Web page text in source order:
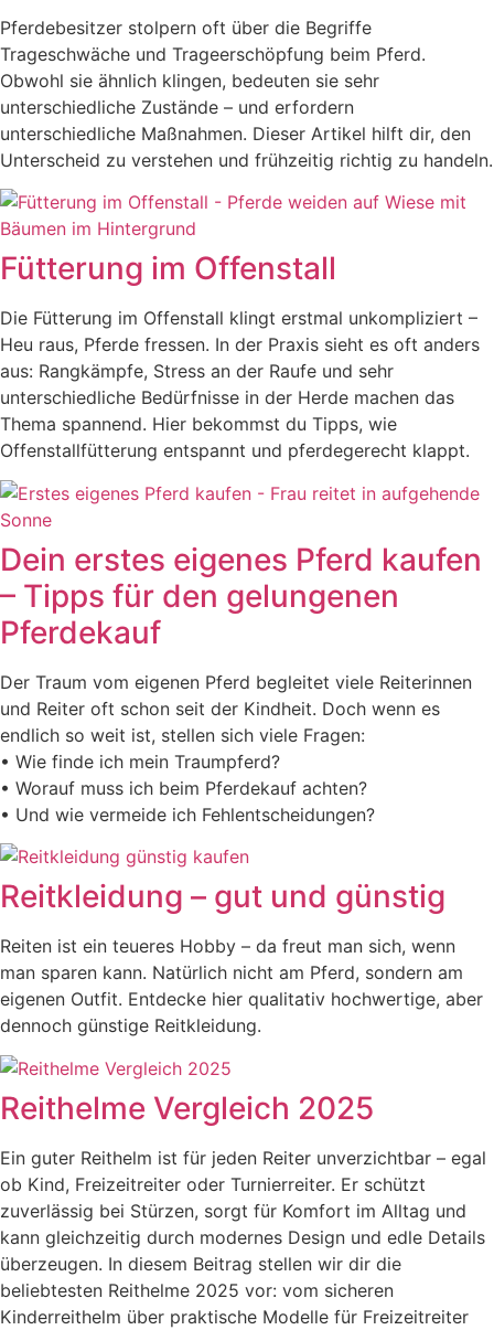
Pferdebesitzer stolpern oft über die Begriffe
Trageschwäche und Trageerschöpfung beim Pferd.
Obwohl sie ähnlich klingen, bedeuten sie sehr
unterschiedliche Zustände – und erfordern
unterschiedliche Maßnahmen. Dieser Artikel hilft dir, den
Unterscheid zu verstehen und frühzeitig richtig zu handeln.
Fütterung im Offenstall
Die Fütterung im Offenstall klingt erstmal unkompliziert –
Heu raus, Pferde fressen. In der Praxis sieht es oft anders
aus: Rangkämpfe, Stress an der Raufe und sehr
unterschiedliche Bedürfnisse in der Herde machen das
Thema spannend. Hier bekommst du Tipps, wie
Offenstallfütterung entspannt und pferdegerecht klappt.
Dein erstes eigenes Pferd kaufen
– Tipps für den gelungenen
Pferdekauf
Der Traum vom eigenen Pferd begleitet viele Reiterinnen
und Reiter oft schon seit der Kindheit. Doch wenn es
endlich so weit ist, stellen sich viele Fragen:
• Wie finde ich mein Traumpferd?
• Worauf muss ich beim Pferdekauf achten?
• Und wie vermeide ich Fehlentscheidungen?
Reitkleidung – gut und günstig
Reiten ist ein teueres Hobby – da freut man sich, wenn
man sparen kann. Natürlich nicht am Pferd, sondern am
eigenen Outfit. Entdecke hier qualitativ hochwertige, aber
dennoch günstige Reitkleidung.
Reithelme Vergleich 2025
Ein guter Reithelm ist für jeden Reiter unverzichtbar – egal
ob Kind, Freizeitreiter oder Turnierreiter. Er schützt
zuverlässig bei Stürzen, sorgt für Komfort im Alltag und
kann gleichzeitig durch modernes Design und edle Details
überzeugen. In diesem Beitrag stellen wir dir die
beliebtesten Reithelme 2025 vor: vom sicheren
Kinderreithelm über praktische Modelle für Freizeitreiter